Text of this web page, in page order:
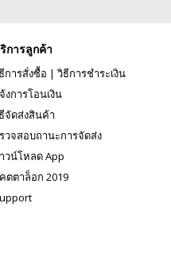
การลูกค้า
การสั่งซื้อ | วิธีการชำระเงิน
งการโอนเงิน
จัดส่งสินค้า
วจสอบถานะการจัดส่ง
วน์โหลด App
ตตาล็อก 2019